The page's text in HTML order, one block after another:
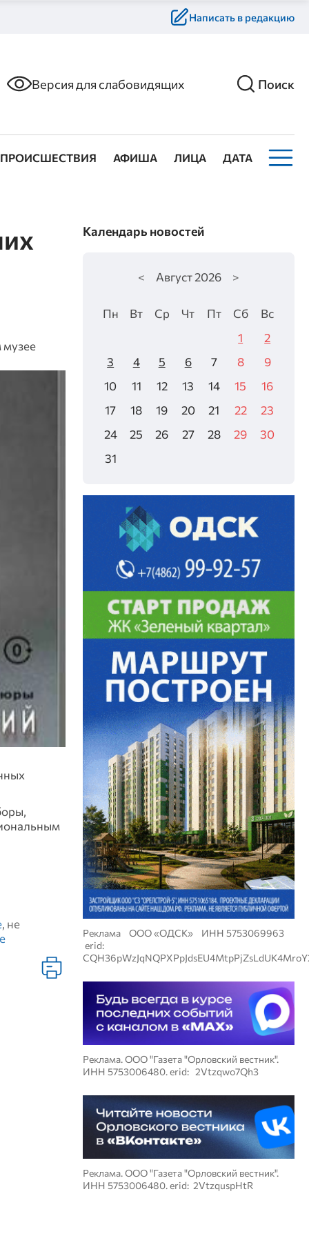
Написать в редакцию
Версия для слабовидящих Поиск
ПРОИСШЕСТВИЯ АФИША ЛИЦА ДАТА
музее
, не
Календарь новостей
< Август2026 >
Пн Вт Ср Чт Пт Сб
Вс
1
2
3
4 5 6 7 8
9
10
11 12 13 14 15
16
17
18 19 20 21 22
23
24
25 26 27 28 29
30
31
Реклама ООО «ОДСК» ИНН 5753069963
erid:
Реклама. ООО "Газета "Орловский вестник".
ИНН 5753006480. erid: 2Vtzqwo7Qh3
Реклама. ООО "Газета "Орловский вестник".
ИНН 5753006480. erid: 2VtzquspHtR